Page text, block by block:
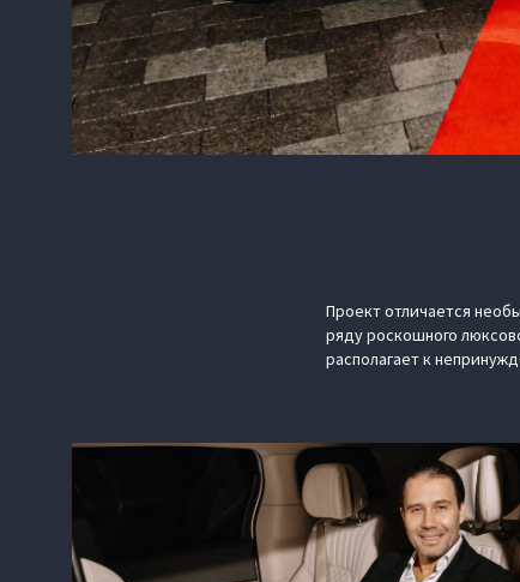
Проект отличается
ряду роскошного
располагает к